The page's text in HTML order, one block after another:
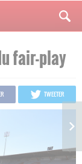
fair-play
TWEETER